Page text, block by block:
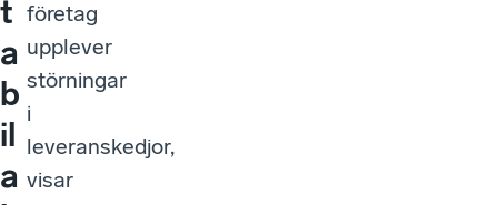
t
a
b
il
a
företag
upplever
störningar
i
leveranskedjor,
visar